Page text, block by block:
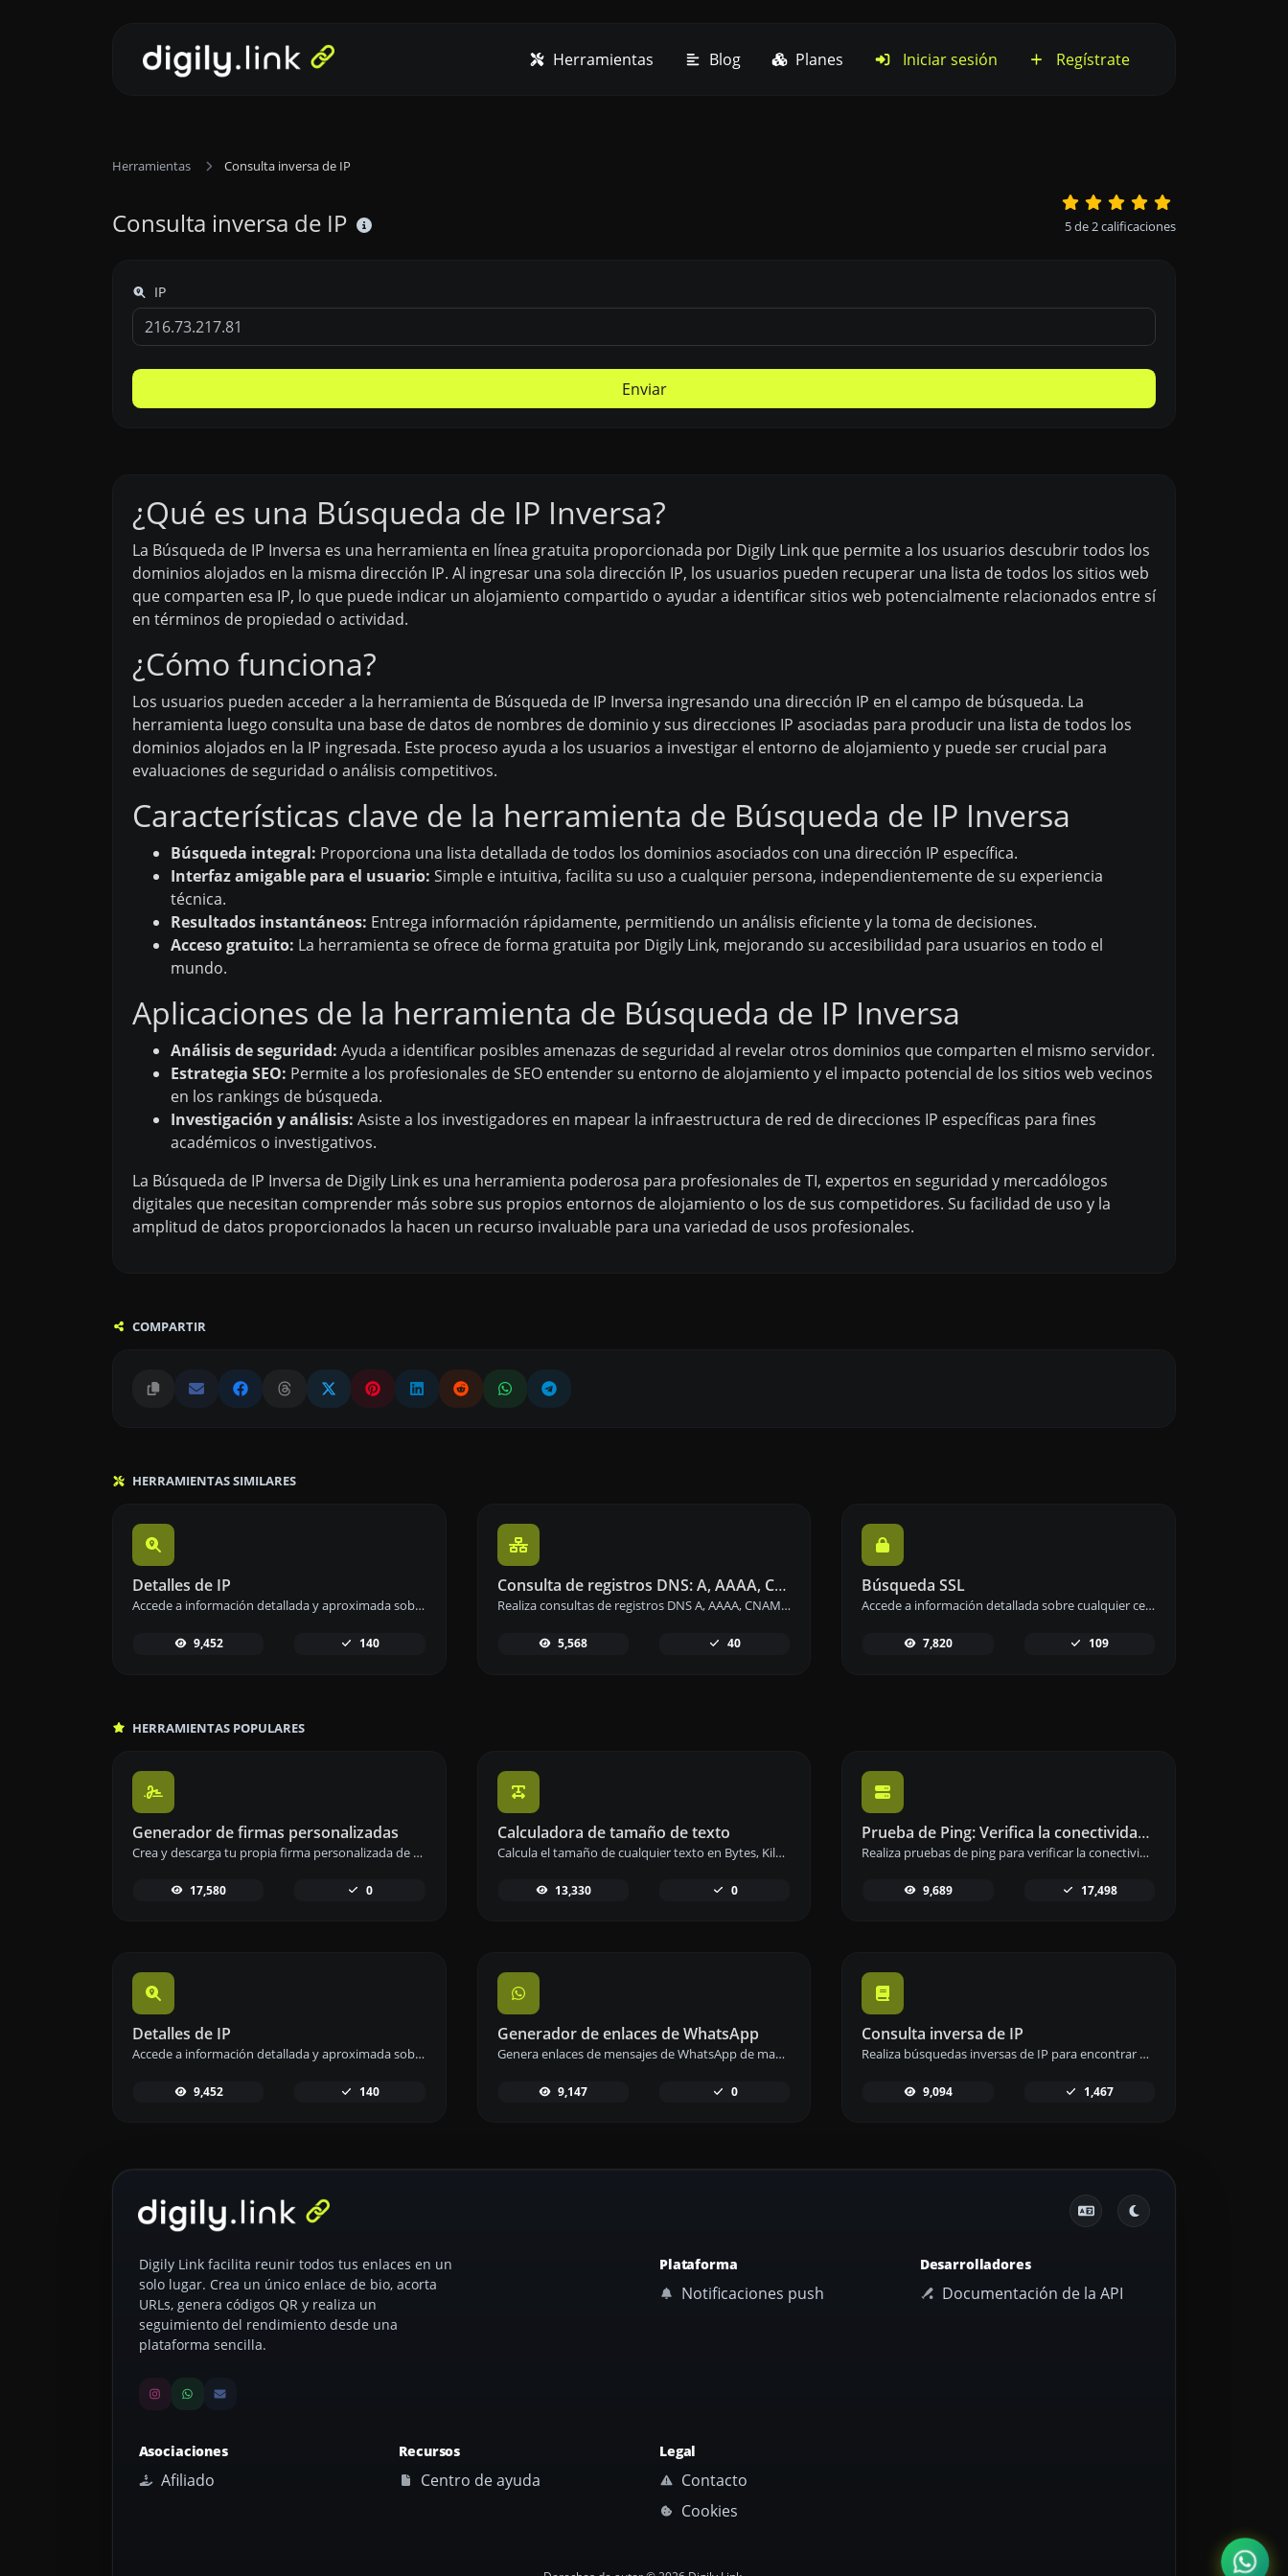
Herramientas Blog Planes Iniciar sesión Regístrate
Herramientas Consulta inversa de IP
Consulta inversa de IP 5de2calificaciones
IP
Enviar
¿Qué es una Búsqueda de IP Inversa?
La Búsqueda de IP Inversa es una herramienta en línea gratuita proporcionada por Digily Link que permite a los usuarios descubrir todos los
dominios alojados en la misma dirección IP. Al ingresar una sola dirección IP, los usuarios pueden recuperar una lista de todos los sitios web
que comparten esa IP, lo que puede indicar un alojamiento compartido o ayudar a identificar sitios web potencialmente relacionados entre sí
en términos de propiedad o actividad.
¿Cómo funciona?
Los usuarios pueden acceder a la herramienta de Búsqueda de IP Inversa ingresando una dirección IP en el campo de búsqueda. La
herramienta luego consulta una base de datos de nombres de dominio y sus direcciones IP asociadas para producir una lista de todos los
dominios alojados en la IP ingresada. Este proceso ayuda a los usuarios a investigar el entorno de alojamiento y puede ser crucial para
evaluaciones de seguridad o análisis competitivos.
Características clave de la herramienta de Búsqueda de IP Inversa
Búsqueda integral: Proporciona una lista detallada de todos los dominios asociados con una dirección IP específica.
Interfaz amigable para el usuario: Simple e intuitiva, facilita su uso a cualquier persona, independientemente de su experiencia
técnica.
Resultados instantáneos: Entrega información rápidamente, permitiendo un análisis eficiente y la toma de decisiones.
Acceso gratuito: La herramienta se ofrece de forma gratuita por Digily Link, mejorando su accesibilidad para usuarios en todo el
mundo.
Aplicaciones de la herramienta de Búsqueda de IP Inversa
Análisis de seguridad: Ayuda a identificar posibles amenazas de seguridad al revelar otros dominios que comparten el mismo servidor.
Estrategia SEO: Permite a los profesionales de SEO entender su entorno de alojamiento y el impacto potencial de los sitios web vecinos
en los rankings de búsqueda.
Investigación y análisis: Asiste a los investigadores en mapear la infraestructura de red de direcciones IP específicas para fines
académicos o investigativos.
La Búsqueda de IP Inversa de Digily Link es una herramienta poderosa para profesionales de TI, expertos en seguridad y mercadólogos
digitales que necesitan comprender más sobre sus propios entornos de alojamiento o los de sus competidores. Su facilidad de uso y la
amplitud de datos proporcionados la hacen un recurso invaluable para una variedad de usos profesionales.
COMPARTIR
HERRAMIENTAS SIMILARES
Detalles de IP
Accede a información detallada y aproximada sobre cualquier dirección IP de forma sencilla y rápida.
9,452 140
Consulta de registros DNS: A, AAAA, CNAME, MX, NS, TXT, SOA de un host
Realiza consultas de registros DNS A, AAAA, CNAME, MX, NS, TXT y SOA de cualquier host de manera rápida y precisa.
5,568 40
Búsqueda SSL
Accede a información detallada sobre cualquier certificado SSL, incluyendo fechas de vencimiento, emisores y más.
7,820 109
HERRAMIENTAS POPULARES
Generador de firmas personalizadas
Crea y descarga tu propia firma personalizada de manera rápida y sencilla con nuestro generador de firmas.
17,580 0
Calculadora de tamaño de texto
Calcula el tamaño de cualquier texto en Bytes, Kilobytes o Megabytes de manera precisa y rápida.
13,330 0
Prueba de Ping: Verifica la conectividad de sitios web y servidores
Realiza pruebas de ping para verificar la conectividad y tiempo de respuesta de sitios web, servidores o puertos.
9,689 17,498
Detalles de IP
Accede a información detallada y aproximada sobre cualquier dirección IP de forma sencilla y rápida.
9,452 140
Generador de enlaces de WhatsApp
Genera enlaces de mensajes de WhatsApp de manera sencilla para facilitar la comunicación instantánea.
9,147 0
Consulta inversa de IP
Realiza búsquedas inversas de IP para encontrar dominios o anfitriones asociados a cualquier dirección IP.
9,094 1,467
Digily Link facilita reunir todos tus enlaces en un
solo lugar. Crea un único enlace de bio, acorta
URLs, genera códigos QR y realiza un
seguimiento del rendimiento desde una
plataforma sencilla.
Plataforma
Notificaciones push
Desarrolladores
Documentación de la API
Asociaciones
Afiliado
Recursos
Centro de ayuda
Legal
Contacto
Cookies